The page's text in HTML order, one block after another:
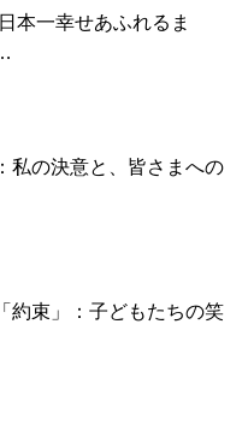
本一幸せあふれるま
私の決意と、皆さまへの
約束」：子どもたちの笑